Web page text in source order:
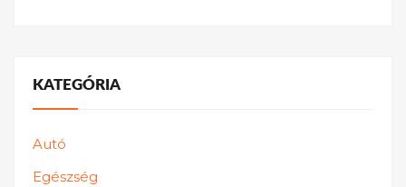
KATEGÓRIA
Autó
Egészség